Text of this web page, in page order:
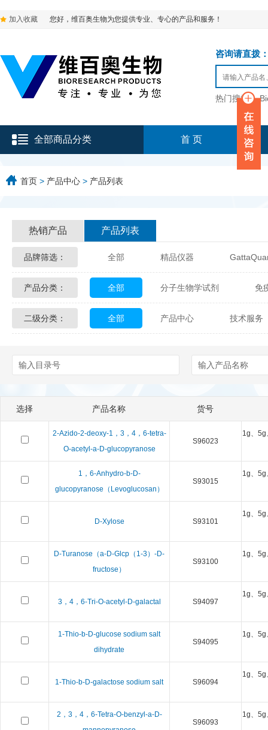
加入收藏 您好，维百奥生物为您提供专业、专心的产品和服务！
咨询请直拨
热门搜索：
全部商品分类 首 页
首页 > 产品中心 > 产品列表
热销产品 产品列表
品牌筛选： 全部 精品仪器
Glycon Biochem Sterlitech
Echelon Biosciences Verichem
Biotez Berlin Diametra
Berry & Associates Zedira
LGC Maine Standards Biolife
产品分类： 全部 分子生物学试剂 免
化学及生物化学试剂 材料学试剂
二级分类： 全部 产品中心 技术服务
选择 产品名称 货号
2-Azido-2-deoxy-1，3，4，6-tetra-
O-acetyl-a-D-glucopyranose
S96023
1g、
1，6-Anhydro-b-D-
glucopyranose（Levoglucosan）
S93015
1g、
D-Xylose S93101
1g、
D-Turanose（a-D-Glcp（1-3）-D-
fructose）
S93100
1g、
3，4，6-Tri-O-acetyl-D-galactal S94097
1g、
1-Thio-b-D-glucose sodium salt
dihydrate
S94095
1g、
1-Thio-b-D-galactose sodium salt S96094
1g、
2，3，4，6-Tetra-O-benzyl-a-D-
S96093
1g、